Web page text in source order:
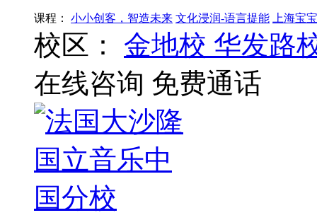
课程： 小小创客，智造未来 文化浸润-语言提能 上海宝
校区： 金地校 华发路
在线咨询 免费通话